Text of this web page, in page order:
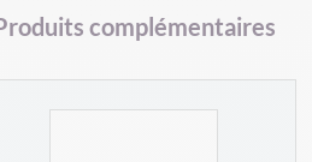
complémentaires